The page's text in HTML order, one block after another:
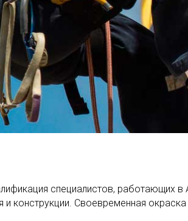
специалистов, работающих
конструкции. Своевременная